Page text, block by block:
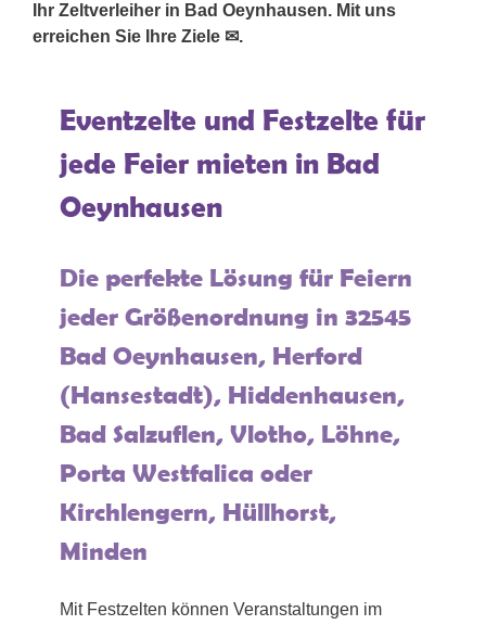
Ihr Zeltverleiher in Bad Oeynhausen. Mit uns
erreichen Sie Ihre Ziele ✉.
Eventzelte und Festzelte für
jede Feier mieten in Bad
Oeynhausen
Die perfekte Lösung für Feiern
jeder Größenordnung in 32545
Bad Oeynhausen, Herford
(Hansestadt), Hiddenhausen,
Bad Salzuflen, Vlotho, Löhne,
Porta Westfalica oder
Kirchlengern, Hüllhorst,
Minden
Mit Festzelten können Veranstaltungen im